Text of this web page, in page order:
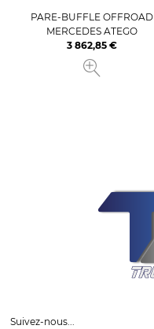
PARE-BUFFLE OFFROAD
MERCEDES ATEGO
Prix
3 862,85 €
Suivez-nous...